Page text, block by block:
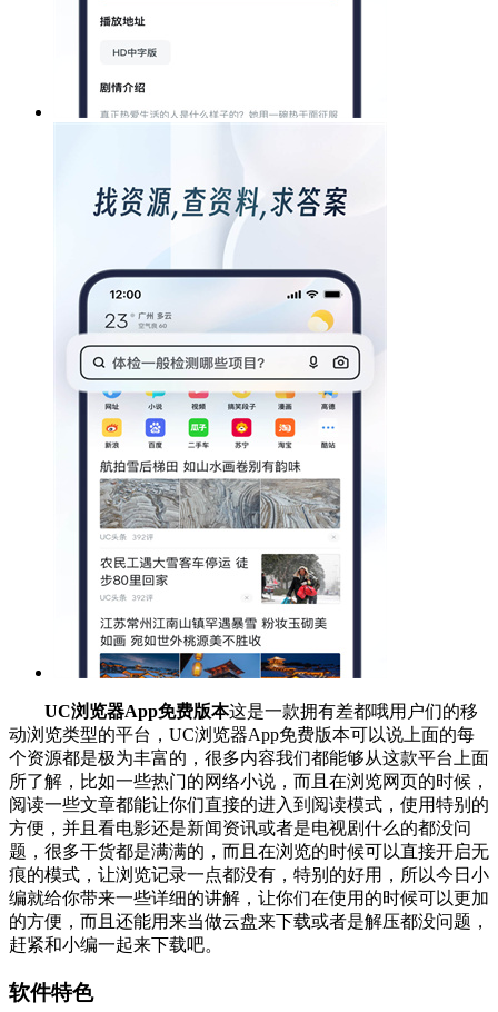
UC浏览器App免费版本这是一款拥有差都哦用户们的移
动浏览类型的平台，UC浏览器App免费版本可以说上面的每
个资源都是极为丰富的，很多内容我们都能够从这款平台上面
所了解，比如一些热门的网络小说，而且在浏览网页的时候，
阅读一些文章都能让你们直接的进入到阅读模式，使用特别的
方便，并且看电影还是新闻资讯或者是电视剧什么的都没问
题，很多干货都是满满的，而且在浏览的时候可以直接开启无
痕的模式，让浏览记录一点都没有，特别的好用，所以今日小
编就给你带来一些详细的讲解，让你们在使用的时候可以更加
的方便，而且还能用来当做云盘来下载或者是解压都没问题，
赶紧和小编一起来下载吧。
软件特色